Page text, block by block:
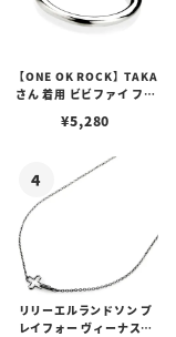
【ONE OK ROCK】TAKA
さん 着用 ビビファイ フー
¥5,280
リリーエルランドソン プ
レイフォー ヴィーナスチ